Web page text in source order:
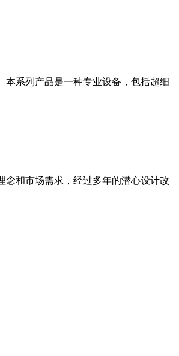
本系列产品是一种专业设备，包括超细
念和市场需求，经过多年的潜心设计改